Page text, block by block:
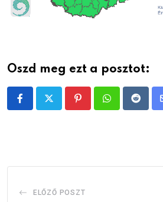
Oszd meg ezt a posztot:
PinterestWhatsappReddit
ELŐZŐ POSZT